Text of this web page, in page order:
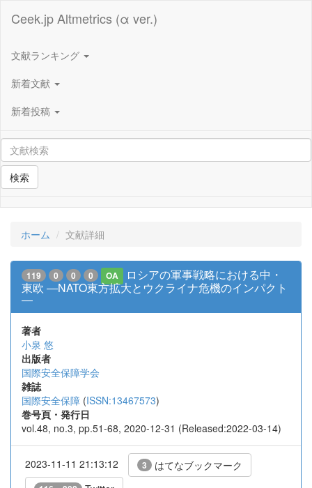
Ceek.jp Altmetrics (α ver.)
文献ランキング
新着文献
新着投稿
検索
ホーム 文献詳細
119 0 0 0 OA
ロシアの軍事戦略における中・
東欧 ―NATO東方拡大とウクライナ危機のインパクト
―
著者
小泉 悠
出版者
国際安全保障学会
雑誌
国際安全保障 (ISSN:13467573)
巻号頁・発行日
vol.48, no.3, pp.51-68, 2020-12-31 (Released:2022-03-14)
2023-11-11 21:13:12 3 はてなブックマーク